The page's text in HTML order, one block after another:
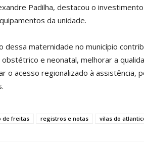
Padilha, destacou o
da unidade.
dessa maternidade no município
e neonatal, melhorar a
o acesso regionalizado à assistência,
de freitas registros e notas vilas do